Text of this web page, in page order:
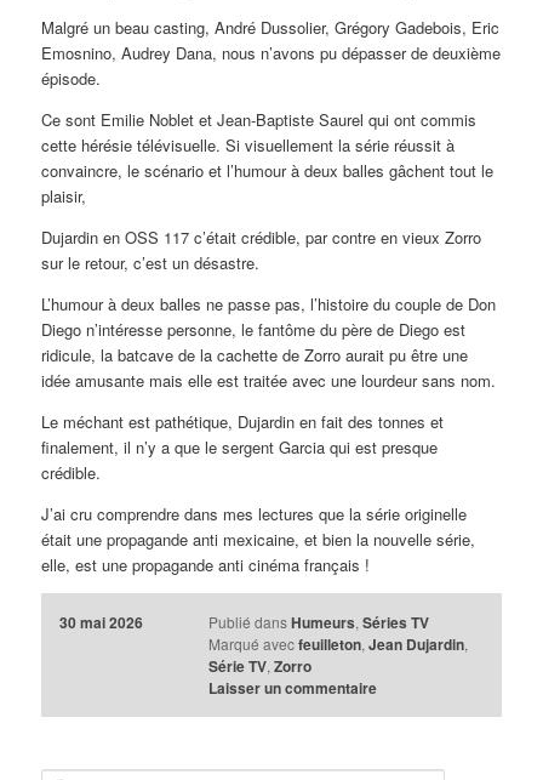
Malgré un beau casting, André Dussolier, Grégory Gadebois, Eric
Emosnino, Audrey Dana, nous n’avons pu dépasser de deuxième
épisode.
Ce sont Emilie Noblet et Jean-Baptiste Saurel qui ont commis
cette hérésie télévisuelle. Si visuellement la série réussit à
convaincre, le scénario et l’humour à deux balles gâchent tout le
plaisir,
Dujardin en OSS 117 c’était crédible, par contre en vieux Zorro
sur le retour, c’est un désastre.
L’humour à deux balles ne passe pas, l’histoire du couple de Don
Diego n’intéresse personne, le fantôme du père de Diego est
ridicule, la batcave de la cachette de Zorro aurait pu être une
idée amusante mais elle est traitée avec une lourdeur sans nom.
Le méchant est pathétique, Dujardin en fait des tonnes et
finalement, il n’y a que le sergent Garcia qui est presque
crédible.
J’ai cru comprendre dans mes lectures que la série originelle
était une propagande anti mexicaine, et bien la nouvelle série,
elle, est une propagande anti cinéma français !
30 mai 2026 Publié dans Humeurs, Séries TV
Marqué avec feuilleton, Jean Dujardin,
Série TV, Zorro
Laisser un commentaire